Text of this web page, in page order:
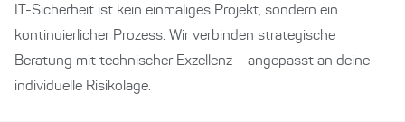
IT-Sicherheit ist kein einmaliges Projekt, sondern ein
kontinuierlicher Prozess. Wir verbinden strategische
Beratung mit technischer Exzellenz – angepasst an deine
individuelle Risikolage.